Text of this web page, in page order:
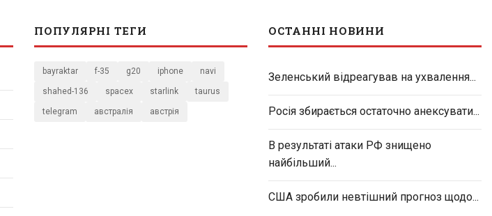
ПОПУЛЯРНІ ТЕГИ
bayraktar f-35 g20 iphone navi
shahed-136 spacex starlink taurus
telegram австралія австрія
ОСТАННІ НОВИНИ
Зеленський відреагував на ухвалення...
Росія збирається остаточно анексувати...
В результаті атаки РФ знищено
найбільший...
США зробили невтішний прогноз щодо...